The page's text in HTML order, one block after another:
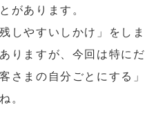
があります。
しやすいしかけ」をしま
りますが、今回は特にだ
さまの自分ごとにする」
。